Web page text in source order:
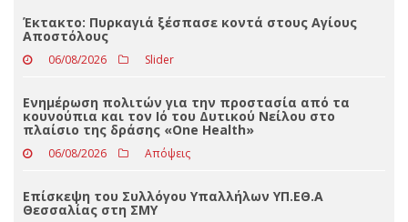
Η μαγεία των παλιών ελληνικών κωμωδιών σε
χωριά του Δήμου Τρικκαίων
06/08/2026 Απόψεις
Έκτακτο: Πυρκαγιά ξέσπασε κοντά στους Αγίους
Αποστόλους
06/08/2026 Slider
κουνούπια και τον Ιό του Δυτικού Νείλου στο
πλαίσιο της δράσης «One Health»